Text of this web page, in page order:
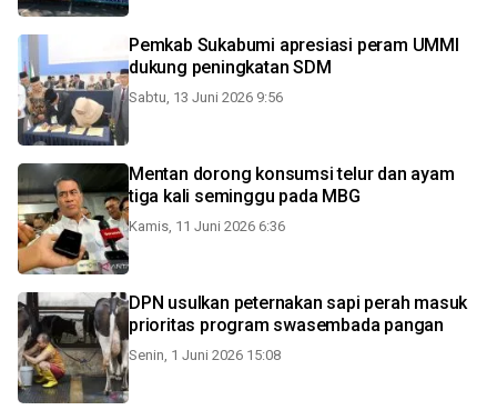
Pemkab Sukabumi apresiasi peram UMMI
dukung peningkatan SDM
Sabtu, 13 Juni 2026 9:56
Mentan dorong konsumsi telur dan ayam
tiga kali seminggu pada MBG
Kamis, 11 Juni 2026 6:36
DPN usulkan peternakan sapi perah masuk
prioritas program swasembada pangan
Senin, 1 Juni 2026 15:08